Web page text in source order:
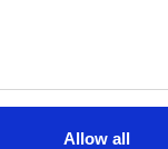
Allow all